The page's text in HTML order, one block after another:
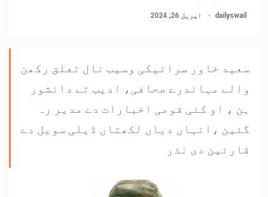
dailyswail اپریل 26, 2024
سعید خاور سرائیکی وسیب نال تعلق رکھن
والے مہاندرے صحافی، ادیب تے دانشور
ہن ، او کئی قومی اخبارات دے مدیر رہ
گئین ،انہاں دیاں لکھتاں ڈیلی سویل دے
قارئین دی نذر